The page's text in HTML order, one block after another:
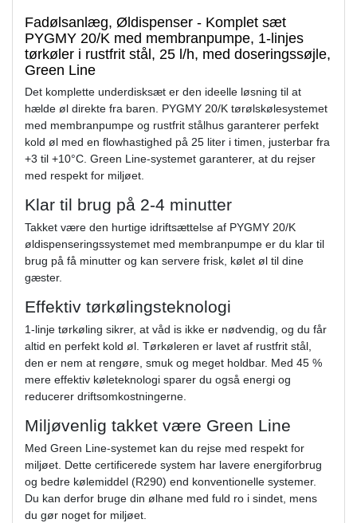
Fadølsanlæg, Øldispenser - Komplet sæt
PYGMY 20/K med membranpumpe, 1-linjes
tørkøler i rustfrit stål, 25 l/h, med doseringssøjle,
Green Line
Det komplette underdisksæt er den ideelle løsning til at
hælde øl direkte fra baren. PYGMY 20/K tørølskølesystemet
med membranpumpe og rustfrit stålhus garanterer perfekt
kold øl med en flowhastighed på 25 liter i timen, justerbar fra
+3 til +10°C. Green Line-systemet garanterer, at du rejser
med respekt for miljøet.
Klar til brug på 2-4 minutter
Takket være den hurtige idriftsættelse af PYGMY 20/K
øldispenseringssystemet med membranpumpe er du klar til
brug på få minutter og kan servere frisk, kølet øl til dine
gæster.
Effektiv tørkølingsteknologi
1-linje tørkøling sikrer, at våd is ikke er nødvendig, og du får
altid en perfekt kold øl. Tørkøleren er lavet af rustfrit stål,
den er nem at rengøre, smuk og meget holdbar. Med 45 %
mere effektiv køleteknologi sparer du også energi og
reducerer driftsomkostningerne.
Miljøvenlig takket være Green Line
Med Green Line-systemet kan du rejse med respekt for
miljøet. Dette certificerede system har lavere energiforbrug
og bedre kølemiddel (R290) end konventionelle systemer.
Du kan derfor bruge din ølhane med fuld ro i sindet, mens
du gør noget for miljøet.